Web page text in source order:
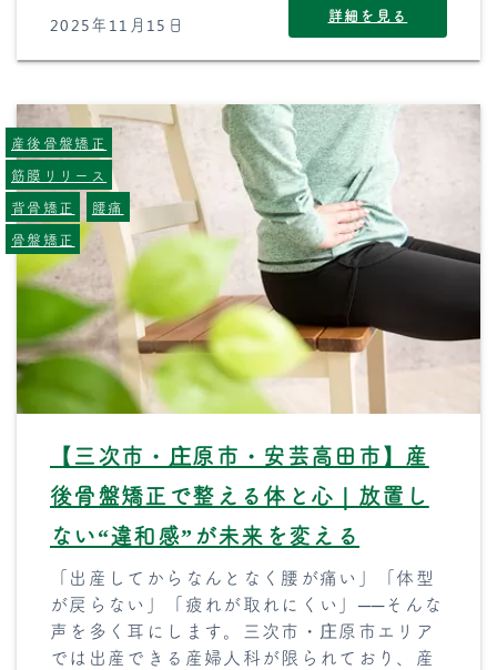
2025年11月15日 詳細を見る
【三次市・庄原市・安芸高田市】産
後骨盤矯正で整える体と心｜放置し
ない“違和感”が未来を変える
「出産してからなんとなく腰が痛い」「体型
が戻らない」「疲れが取れにくい」──そんな
声を多く耳にします。三次市・庄原市エリア
では出産できる産婦人科が限られており、産
産後骨盤矯正
筋膜リリース
背骨矯正
腰痛
骨盤矯正